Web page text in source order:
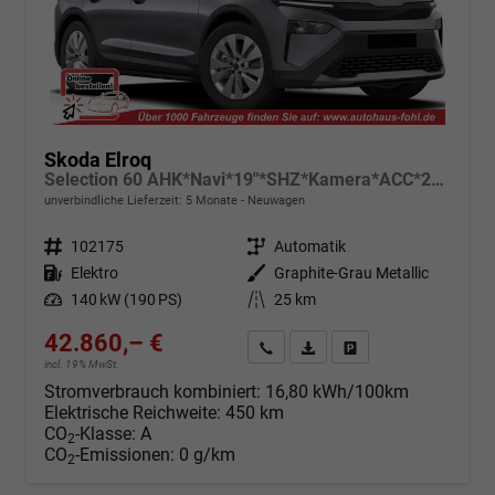
Skoda Elroq
Selection 60 AHK*Navi*19"*SHZ*Kamera*ACC*2Z-Klimaauto*LED
unverbindliche Lieferzeit: 5 Monate Neuwagen
Fahrzeugnr. 102175 Getriebe Automatik
Kraftstoff Elektro Außenfarbe
Graphite-Grau Metallic
Leistung 140 kW (190 PS) Kilometerstand 25 km
42.860,– €
incl. 19% MwSt.
Angebot anfordern
Fahrzeugexpose (PDF)
Stromverbrauch kombiniert: 16,80 kWh/100km
Elektrische Reichweite: 450 km
CO2-Klasse: A
CO2-Emissionen: 0 g/km